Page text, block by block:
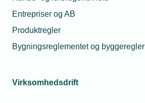
Entrepriser og AB
Produktregler
Bygningsreglementet og byggeregler
Virksomhedsdrift